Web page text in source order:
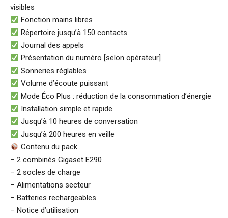
visibles
Fonction mains libres
Répertoire jusqu’à 150 contacts
Journal des appels
Présentation du numéro [selon opérateur]
Sonneries réglables
Volume d’écoute puissant
Mode Éco Plus : réduction de la consommation d’énergie
Installation simple et rapide
Jusqu’à 10 heures de conversation
Jusqu’à 200 heures en veille
Contenu du pack
– 2 combinés Gigaset E290
– 2 socles de charge
– Alimentations secteur
– Batteries rechargeables
– Notice d’utilisation